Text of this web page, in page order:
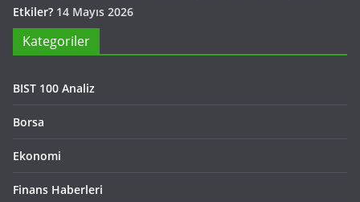
Etkiler? 14 Mayıs 2026
Kategoriler
BIST 100 Analiz
Borsa
Ekonomi
Finans Haberleri